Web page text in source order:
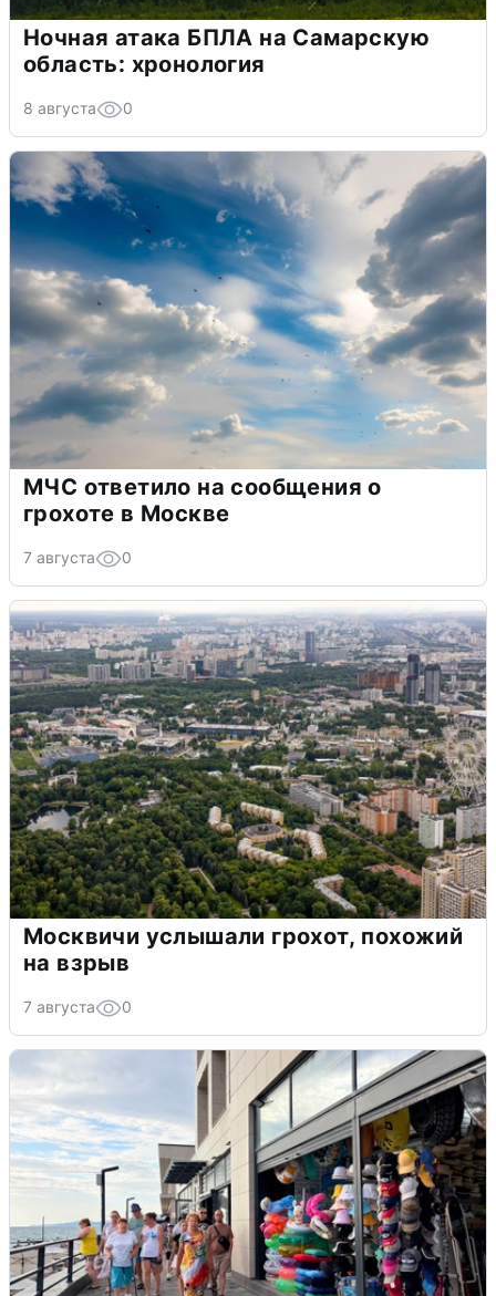
Ночная атака БПЛА на Самарскую
область: хронология
8 августа 0
МЧС ответило на сообщения о
грохоте в Москве
7 августа 0
Москвичи услышали грохот, похожий
на взрыв
7 августа 0